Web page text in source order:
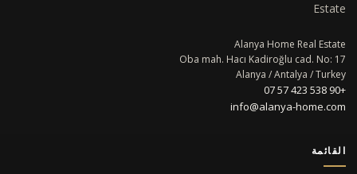
Estate
Alanya Home Real Estate
Oba mah. Hacı Kadiroğlu cad. No: 17
Alanya / Antalya / Turkey
+90 538 423 57 07
info@alanya-home.com
القائمة